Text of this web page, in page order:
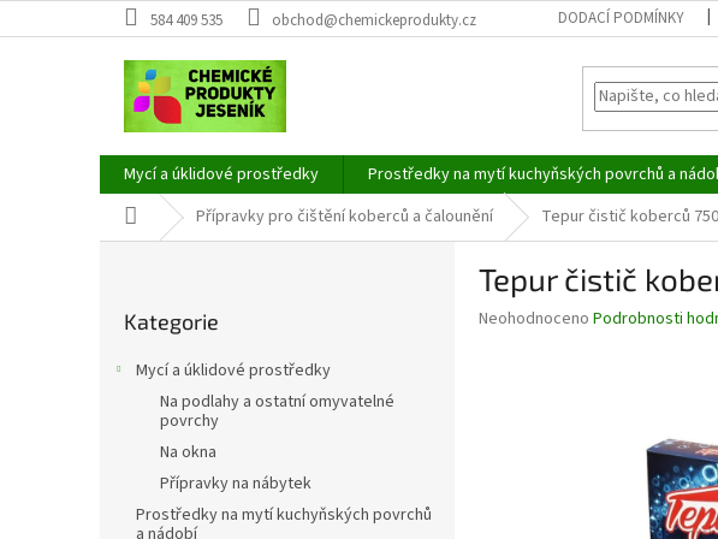
na
584 409 535 obchod@chemickeprodukty.cz DODACÍ PODMÍNKY
Mycí a úklidové prostředky Prostředky na mytí kuchyňských povrchů a
Domů Přípravky pro čištění koberců a čalounění Tepur čistič koberců
kategorie
Kategorie
Mycí a úklidové prostředky
Na podlahy a ostatní omyvatelné
povrchy
Na okna
Přípravky na nábytek
Prostředky na mytí kuchyňských povrchů
a nádobí
Tepur čistič
Průměrné
Neohodnoceno Podrobnosti